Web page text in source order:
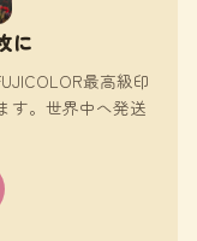
に
最高級印
す。世界中へ発送